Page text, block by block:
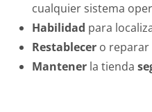
cualquier sistema
Habilidad para
Restablecero reparar
Mantenerla tienda